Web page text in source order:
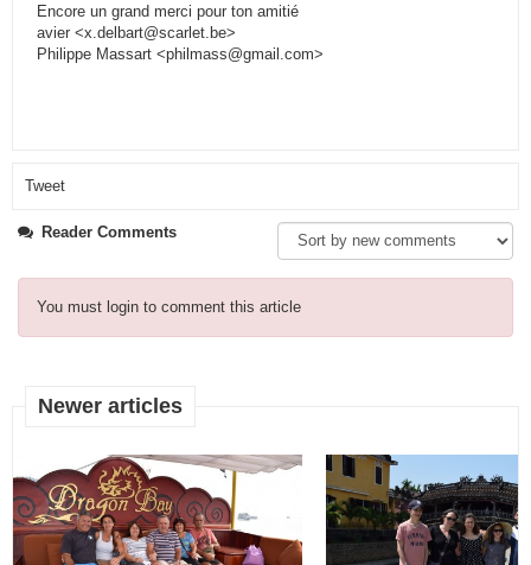
Encore un grand merci pour ton amitié
avier <x.delbart@scarlet.be>
Philippe Massart <philmass@gmail.com>
Tweet
Reader Comments
You must login to comment this article
Newer articles